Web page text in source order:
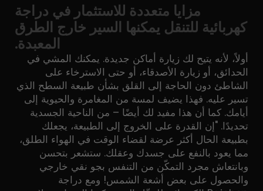
مزايا متعددة للاستثمار في دراجة
كهربائية للتنقل يمكنها السير خارج الطرق
المعبدة.
أولاً، لأنه يتيح لك زيارة أماكن جديدة. يمكنك المشي في
الحدائق، أو زيارة الأصدقاء، أو حتى الاسترخاء على
الشاطئ دون الحاجة إلى القلق بشأن طبيعة السطح الذي
تسير عليه. فهذا يضيف لمسة من المغامرة والحيوية إلى
أيامك. كما أن هذا مفيد لك أيضًا – من الناحية الجسدية
تحديدًا. "إن القدرة على الخروج إلى الطبيعة، يجعلك
بطبيعة الحال أكثر عرضة لقضاء الوقت في الهواء الطلق،
مما يعود بالنفع على جسدك وعقلك. ستشعر بتحسن
وبانتعاش مجرد التمكّن من التنفس بجو نقي خارجي
والحصول على بعض أشعة الشمس! ومع دراجة